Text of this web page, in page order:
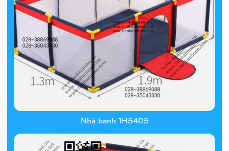
Nhà banh 1H5405